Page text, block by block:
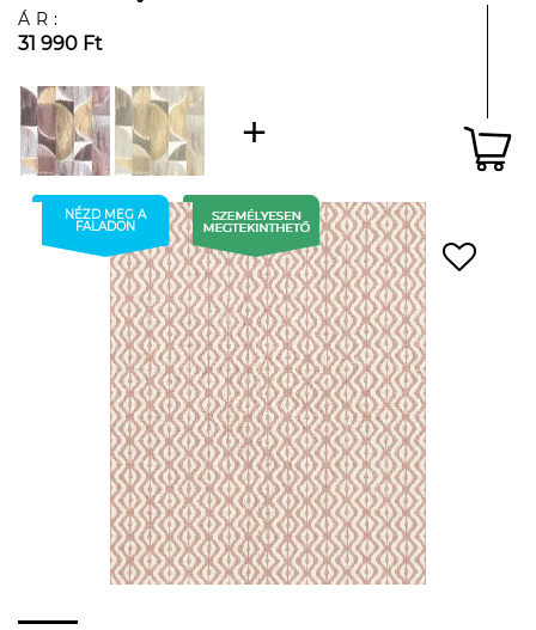
ÁR:
31 990 Ft
NÉZD MEG A
FALADON